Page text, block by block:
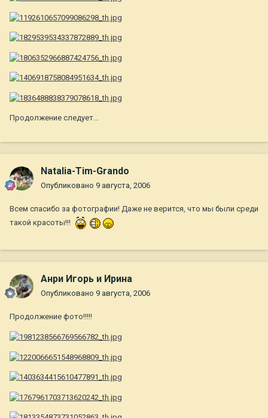
Продолжение следует...
Natalia-Tim-Grando
Опубликовано 9 августа, 2006
Всем спасибо за фотографии! Даже не верится, что мы были среди
такой красоты!!!
Анри Игорь и Ирина
Опубликовано 9 августа, 2006
Продолжение фото!!!!!